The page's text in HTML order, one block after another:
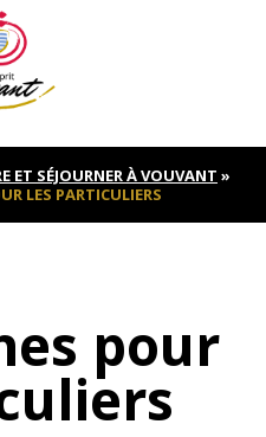
ET SÉJOURNER À VOUVANT »
LES PARTICULIERS
pour